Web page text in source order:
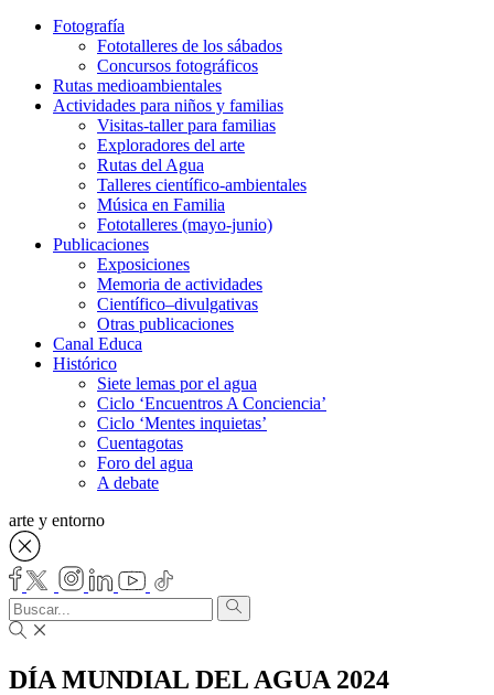
Fotografía
Fototalleres de los sábados
Concursos fotográficos
Rutas medioambientales
Actividades para niños y familias
Visitas-taller para familias
Exploradores del arte
Rutas del Agua
Talleres científico-ambientales
Música en Familia
Fototalleres (mayo-junio)
Publicaciones
Exposiciones
Memoria de actividades
Científico–divulgativas
Otras publicaciones
Canal Educa
Histórico
Siete lemas por el agua
Ciclo ‘Encuentros A Conciencia’
Ciclo ‘Mentes inquietas’
Cuentagotas
Foro del agua
A debate
arte y entorno
DÍA MUNDIAL DEL AGUA 2024